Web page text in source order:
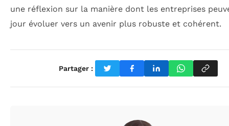
une réflexion sur la manière dont les entreprises
jour évoluer vers un avenir plus robuste et cohérent.
Partager :